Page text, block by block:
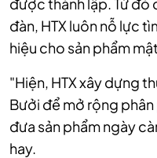
đàn, HTX luôn nỗ lực
hiệu cho sản phẩm
"Hiện, HTX xây dựng
Bưởi để mở rộng
đưa sản phẩm ngày
hay.